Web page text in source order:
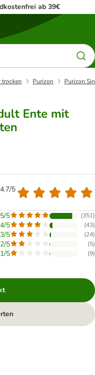
ab 39€
trocken Purizon Purizon
Ente mit
5
5 (351)
5 (43)
5 (24)
5 (5)
5 (9)